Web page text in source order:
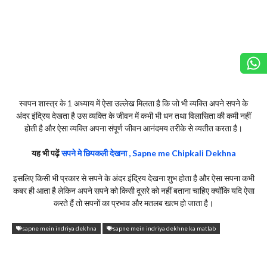
स्वपन शास्त्र के 1 अध्याय में ऐसा उल्लेख मिलता है कि जो भी व्यक्ति अपने सपने के
अंदर इंद्रिय देखता है उस व्यक्ति के जीवन में कभी भी धन तथा विलासिता की कमी नहीं
होती है और ऐसा व्यक्ति अपना संपूर्ण जीवन आनंदमय तरीके से व्यतीत करता है।
यह भी पढ़ेंसपने मे छिपकली देखना , Sapne me Chipkali Dekhna
इसलिए किसी भी प्रकार से सपने के अंदर इंद्रिय देखना शुभ होता है और ऐसा सपना कभी
कबर ही आता है लेकिन अपने सपने को किसी दूसरे को नहीं बताना चाहिए क्योंकि यदि ऐसा
करते हैं तो सपनों का प्रभाव और मतलब खत्म हो जाता है।
sapne mein indriya dekhna sapne mein indriya dekhne ka matlab